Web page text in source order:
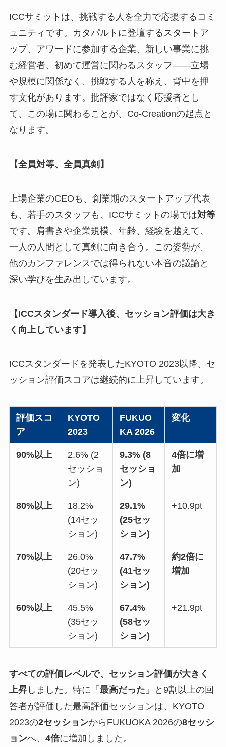
ICCサミットは、挑戦する人を全力で応援するコミ
ュニティです。カタパルトに登壇するスタートア
ップ、アワードに参加する企業、新しい事業に挑
む経営者、初めて運営に関わるスタッフ——立場
や規模に関係なく、挑戦する人を称え、背中を押
す文化があります。批評家ではなく応援者とし
て、この場に関わることが、Co-Creationの起点と
なります。
【全員対等、全員真剣】
上場企業のCEOも、創業期のスタートアップ代表
も、若手のスタッフも、ICCサミットの場では対等
です。肩書きや企業規模、年齢、経験を越えて、
一人の人間として真剣に向き合う。この姿勢が、
他のカンファレンスでは得られない本音の議論と
深い学びを生み出しています。
【ICCスタンダード導入後、セッション評価は大き
く向上しています】
ICCスタンダードを発表したKYOTO 2023以降、セ
ッション評価スコアは継続的に上昇しています。
評価スコ
ア
KYOTO
2023
FUKUO
KA 2026
変化
90%以上
2.6% (2
セッショ
ン)
9.3% (8
セッショ
ン)
4倍に増
加
80%以上
18.2%
(14セッ
ション)
29.1%
(25セッ
ション)
+10.9pt
70%以上
26.0%
(20セッ
ション)
47.7%
(41セッ
ション)
約2倍に
増加
60%以上
45.5%
(35セッ
ション)
67.4%
(58セッ
ション)
+21.9pt
すべての評価レベルで、セッション評価が大きく
上昇しました。特に「 最高だった 」と9割以上の回
答者が評価した最高評価セッションは、KYOTO
2023の2セッションからFUKUOKA 2026の8セッシ
ョンへ、 4倍に増加しました。